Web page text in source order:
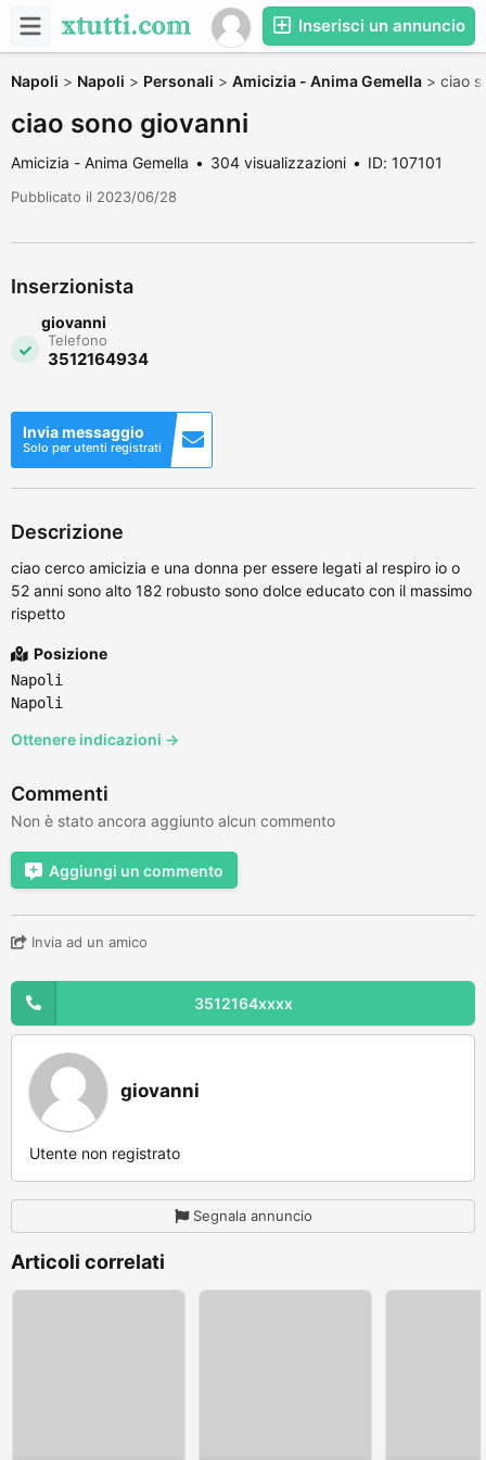
Inserisci un annuncio
Napoli > Napoli > Personali > Amicizia - Anima Gemella > ciao
ciao sono giovanni
Amicizia - Anima Gemella 304 visualizzazioni ID: 107101
Pubblicato il 2023/06/28
Inserzionista
giovanni
Telefono
3512164934
Invia messaggio
Solo per utenti registrati
Descrizione
ciao cerco amicizia e una donna per essere legati al respiro io o
52 anni sono alto 182 robusto sono dolce educato con il massimo
rispetto
Posizione
Napoli
Napoli
Ottenere indicazioni →
Commenti
Non è stato ancora aggiunto alcun commento
Aggiungi un commento
Invia ad un amico
3512164xxxx
giovanni
Utente non registrato
Segnala annuncio
Articoli correlati